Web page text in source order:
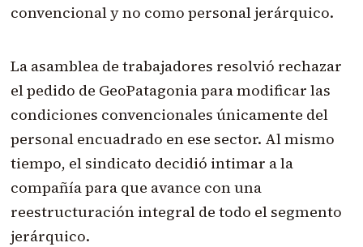
convencional y no como personal jerárquico.
La asamblea de trabajadores resolvió rechazar
el pedido de GeoPatagonia para modificar las
condiciones convencionales únicamente del
personal encuadrado en ese sector. Al mismo
tiempo, el sindicato decidió intimar a la
compañía para que avance con una
reestructuración integral de todo el segmento
jerárquico.